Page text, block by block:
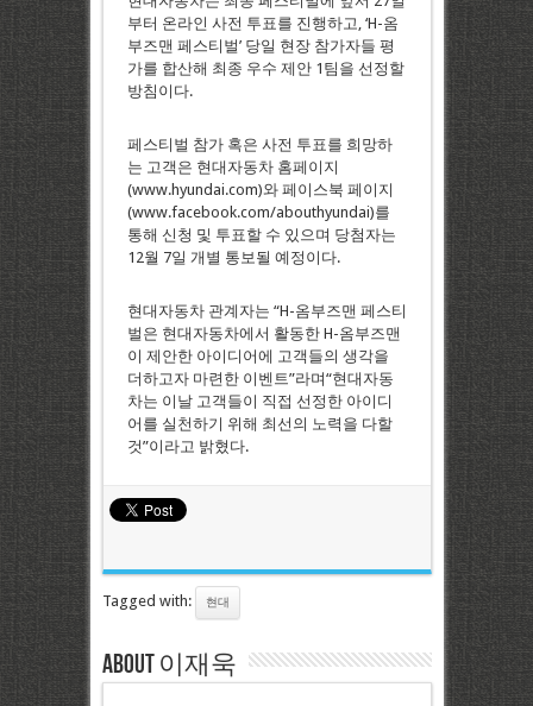
부터 온라인 사전 투표를 진행하고, ‘H-옴
부즈맨 페스티벌’ 당일 현장 참가자들 평
가를 합산해 최종 우수 제안 1팀을 선정할
방침이다.
페스티벌 참가 혹은 사전 투표를 희망하
는 고객은 현대자동차 홈페이지
(www.hyundai.com)와 페이스북 페이지
(www.facebook.com/abouthyundai)를
통해 신청 및 투표할 수 있으며 당첨자는
12월 7일 개별 통보될 예정이다.
현대자동차 관계자는 “H-옴부즈맨 페스티
벌은 현대자동차에서 활동한 H-옴부즈맨
이 제안한 아이디어에 고객들의 생각을
더하고자 마련한 이벤트”라며“현대자동
차는 이날 고객들이 직접 선정한 아이디
어를 실천하기 위해 최선의 노력을 다할
것”이라고 밝혔다.
Tagged with: 현대
About 이재욱